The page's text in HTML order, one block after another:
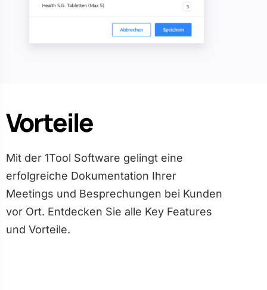
Vorteile
Mit der 1Tool Software gelingt eine
erfolgreiche Dokumentation Ihrer
Meetings und Besprechungen bei Kunden
vor Ort. Entdecken Sie alle Key Features
und Vorteile.